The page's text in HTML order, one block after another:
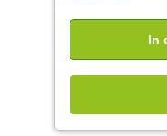
In